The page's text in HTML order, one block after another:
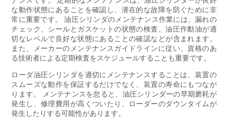
な動作状態にあることを確認し、潜在的な故障を防ぐために非
常に重要です。 油圧シリンダのメンテナンス作業には、漏れの
チェック、シールとガスケットの状態の検査、油圧作動油が適
切なレベルで良好な状態にあることの確認などが含まれます。
また、メーカーのメンテナンスガイドラインに従い、資格のあ
る技術者による定期検査をスケジュールすることも重要です。
ローダ油圧シリンダを適切にメンテナンスすることは、装置の
スムーズな動作を保証するだけでなく、装置の寿命にもつなが
ります。 メンテナンスを怠ると、油圧シリンダーの早期磨耗が
発生し、修理費用が高くついたり、ローダーのダウンタイムが
発生したりする可能性があります。